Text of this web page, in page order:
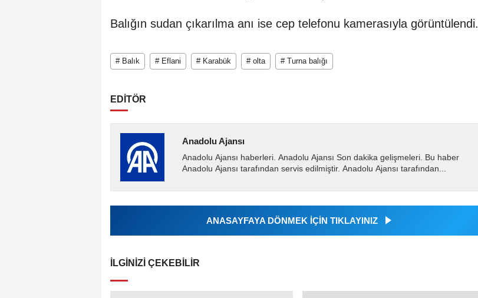
Balığın sudan çıkarılma anı ise cep telefonu kamerasıyla görüntülendi.
# Balık # Eflani # Karabük # olta # Turna balığı
EDİTÖR
Anadolu Ajansı
Anadolu Ajansı haberleri. Anadolu Ajansı Son dakika gelişmeleri. Bu haber
Anadolu Ajansı tarafından servis edilmiştir. Anadolu Ajansı tarafından...
ANASAYFAYA DÖNMEK İÇİN TIKLAYINIZ
İLGINIZI ÇEKEBILIR